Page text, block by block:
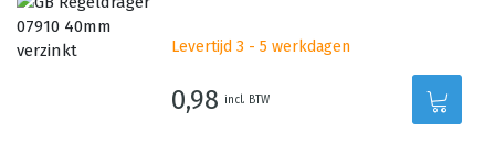
Levertijd 3 - 5 werkdagen
0,98 incl. BTW